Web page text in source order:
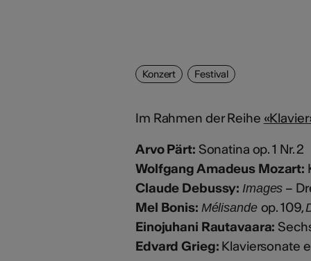
Konzert Festival
Im Rahmen der Reihe
Arvo Pärt: Sonatina op. 1 Nr. 2
Wolfgang Amadeus Mozart:
Claude Debussy: Images –
Mel Bonis: Mélisande op. 109,
Einojuhani Rautavaara:
Edvard Grieg: Klaviersonate